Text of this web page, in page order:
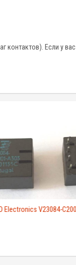
контактов). Если у
Electronics V23084-